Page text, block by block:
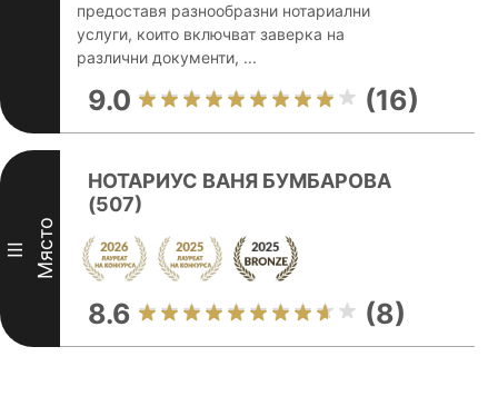
предоставя разнообразни нотариални
услуги, които включват заверка на
различни документи, ...
9.0 (16)
III Място
НОТАРИУС ВАНЯ БУМБАРОВА
(507)
8.6 (8)